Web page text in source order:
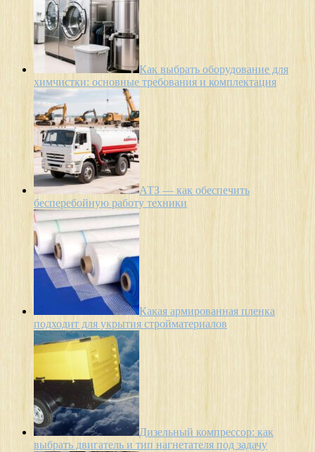
Как выбрать оборудование для
химчистки: основные требования и комплектация
АТЗ — как обеспечить
бесперебойную работу техники
Какая армированная пленка
подходит для укрытия стройматериалов
Дизельный компрессор: как
выбрать двигатель и тип нагнетателя под задачу